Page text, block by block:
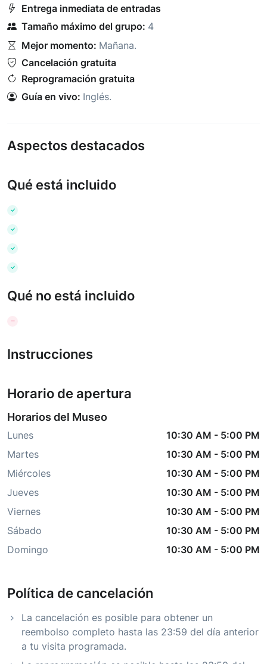
Entrega inmediata de entradas
Tamaño máximo del grupo: 4
Mejor momento: Mañana.
Cancelación gratuita
Reprogramación gratuita
Guía en vivo: Inglés.
Aspectos destacados
Qué está incluido
Qué no está incluido
Instrucciones
Horario de apertura
Horarios del Museo
Lunes 10:30 AM - 5:00 PM
Martes
10:30 AM - 5:00 PM
Miércoles
10:30 AM - 5:00 PM
Jueves
10:30 AM - 5:00 PM
Viernes
10:30 AM - 5:00 PM
Sábado
10:30 AM - 5:00 PM
Domingo
10:30 AM - 5:00 PM
Política de cancelación
La cancelación es posible para obtener un
reembolso completo hasta las 23:59 del día anterior
a tu visita programada.